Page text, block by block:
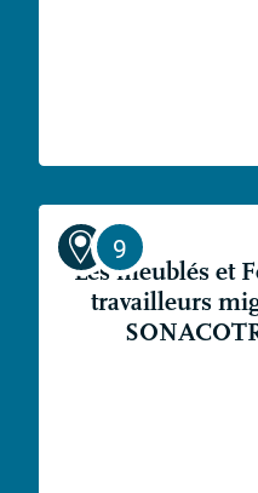
Les meublés et
travailleurs